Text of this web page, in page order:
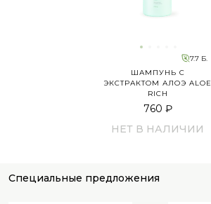
7.7 Б.
ШАМПУНЬ C
ЭКСТРАКТОМ АЛОЭ ALOE
RICH
760 ₽
НЕТ В НАЛИЧИИ
специальные предложения